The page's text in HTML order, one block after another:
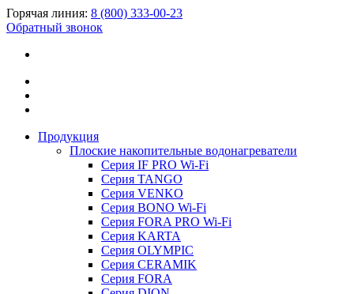
Горячая линия: 8 (800) 333-00-23
Обратный звонок
Продукция
Плоские накопительные водонагреватели
Серия IF PRO Wi-Fi
Серия TANGO
Серия VENKO
Серия BONO Wi-Fi
Серия FORA PRO Wi-Fi
Серия KARTA
Серия OLYMPIC
Серия CERAMIK
Серия FORA